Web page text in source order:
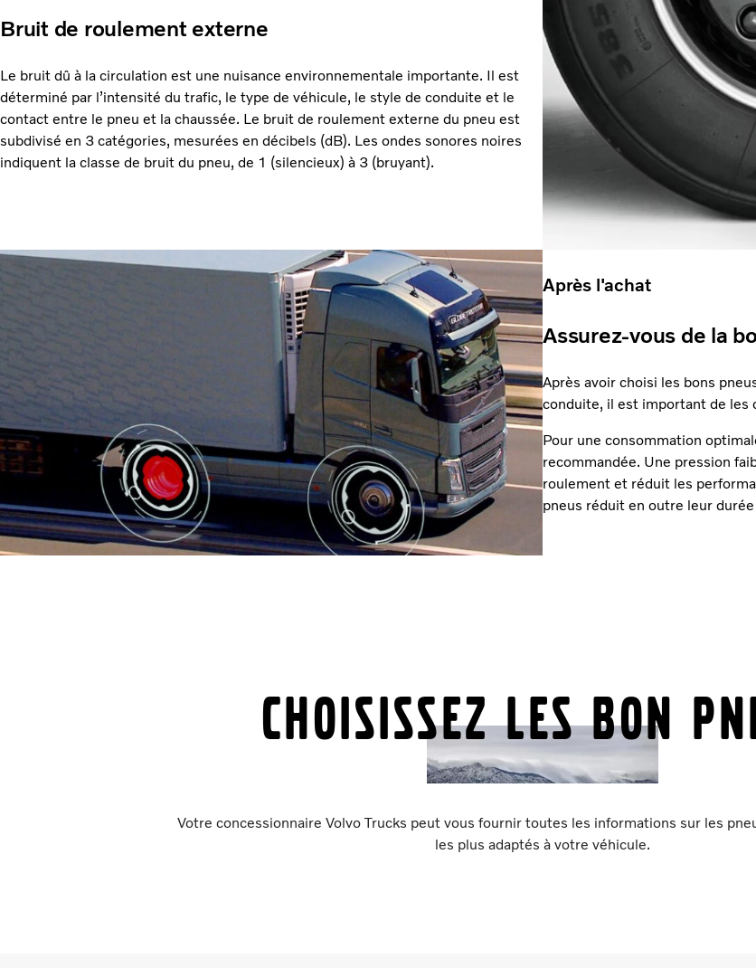
Bruit de roulement externe
Le bruit dû à la circulation est une nuisance environnementale importante. Il est
déterminé par l’intensité du trafic, le type de véhicule, le style de conduite et le
contact entre le pneu et la chaussée. Le bruit de roulement externe du pneu est
subdivisé en 3 catégories, mesurées en décibels (dB). Les ondes sonores noires
indiquent la classe de bruit du pneu, de 1 (silencieux) à 3 (bruyant).
Après l'achat
Assurez-vous de la
Après avoir choisi les bons
conduite, il est important de
Pour une consommation
recommandée. Une pression
roulement et réduit les
pneus réduit en outre leur durée
Choisissez les bon
Votre concessionnaire Volvo Trucks peut vous fournir toutes les informations sur les
les plus adaptés à votre véhicule.